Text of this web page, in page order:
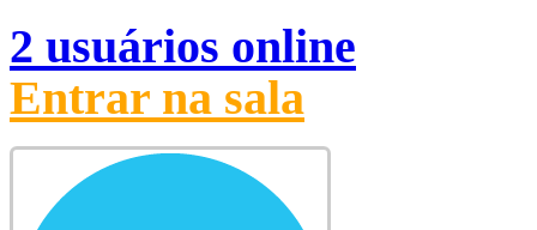
2 usuários online
Entrar na sala